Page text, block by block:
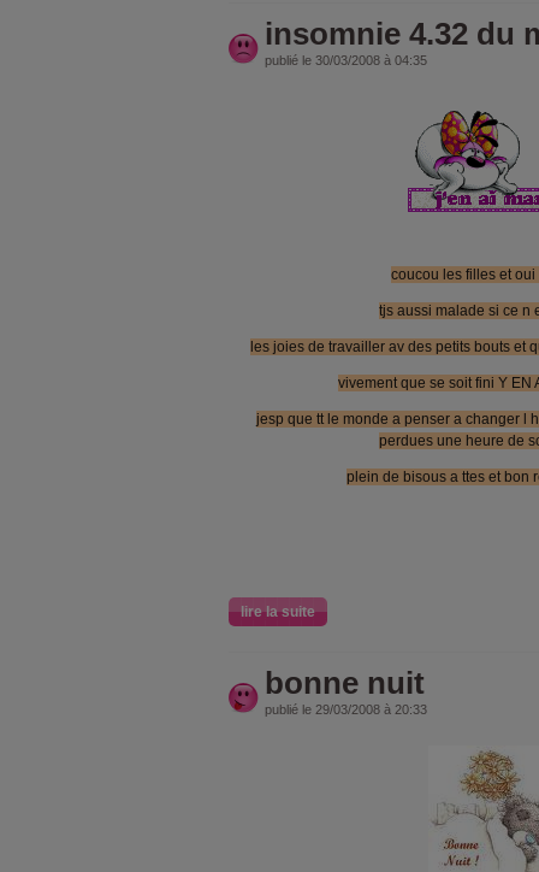
insomnie 4.32 du
publié le 30/03/2008 à 04:35
coucou les filles et
tjs aussi malade si ce n
les joies de travailler av des petits bouts et
vivement que se soit fini Y EN
jesp que tt le monde a penser a changer l
perdues une heure de
plein de bisous a ttes et bon
lire la suite
bonne nuit
publié le 29/03/2008 à 20:33